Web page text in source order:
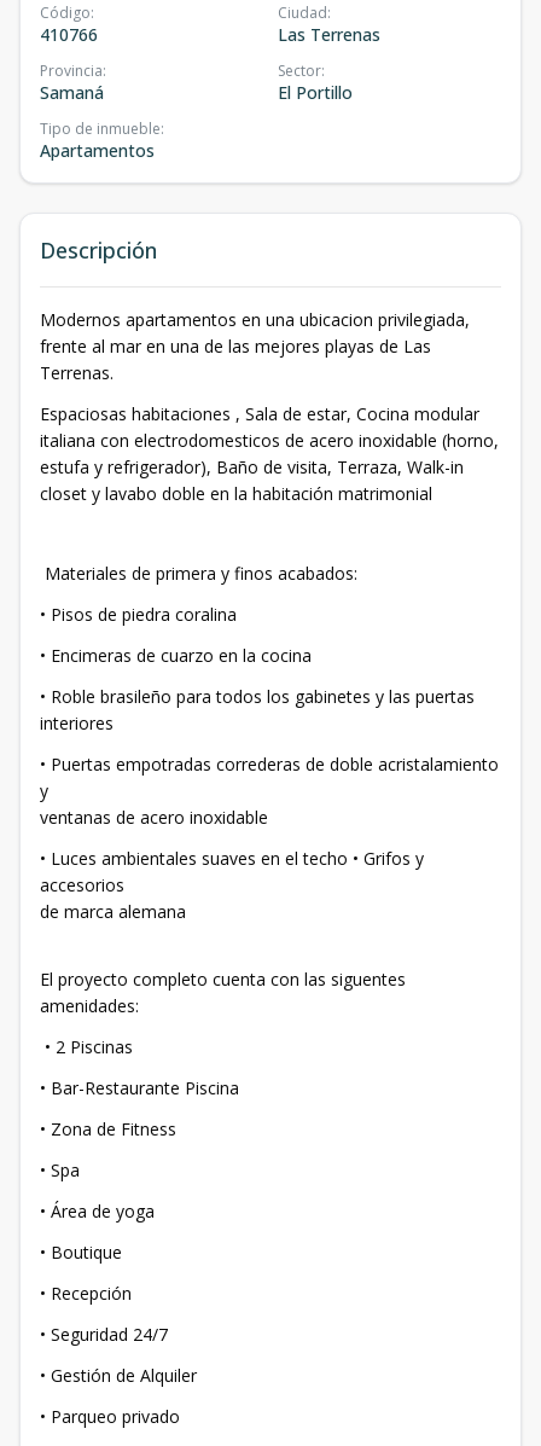
Código:
410766
Ciudad:
Las Terrenas
Provincia:
Samaná
Sector:
El Portillo
Tipo de inmueble:
Apartamentos
Descripción
Modernos apartamentos en una ubicacion privilegiada,
frente al mar en una de las mejores playas de Las
Terrenas.
Espaciosas habitaciones , Sala de estar, Cocina modular
italiana con electrodomesticos de acero inoxidable (horno,
estufa y refrigerador), Baño de visita, Terraza, Walk-in
closet y lavabo doble en la habitación matrimonial
Materiales de primera y finos acabados:
• Pisos de piedra coralina
• Encimeras de cuarzo en la cocina
• Roble brasileño para todos los gabinetes y las puertas
interiores
• Puertas empotradas correderas de doble acristalamiento
y
ventanas de acero inoxidable
• Luces ambientales suaves en el techo • Grifos y
accesorios
de marca alemana
El proyecto completo cuenta con las siguentes
amenidades:
• 2 Piscinas
• Bar-Restaurante Piscina
• Zona de Fitness
• Spa
• Área de yoga
• Boutique
• Recepción
• Seguridad 24/7
• Gestión de Alquiler
• Parqueo privado